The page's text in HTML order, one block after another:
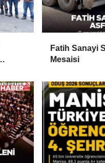
Fatih Sanayi
Mesaisi